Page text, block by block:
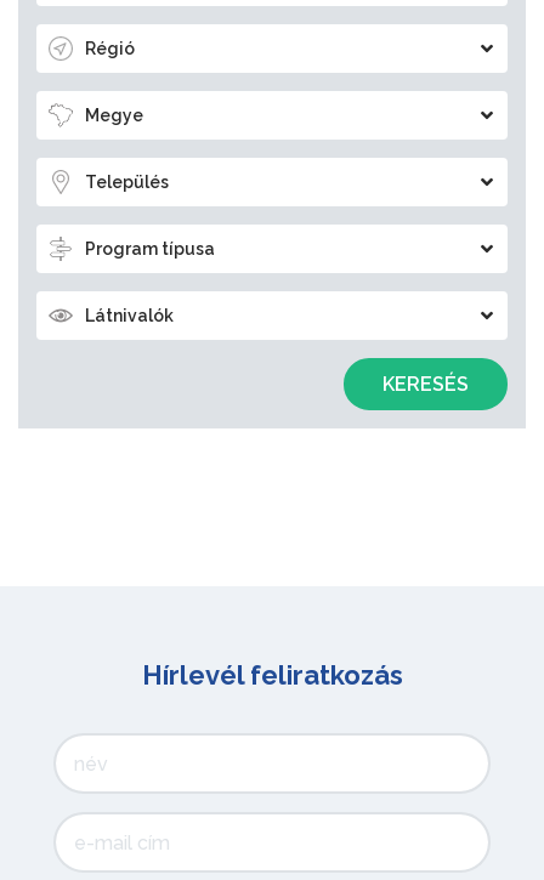
Régió
Megye
Település
Program típusa
Látnivalók
KERESÉS
Hírlevél feliratkozás